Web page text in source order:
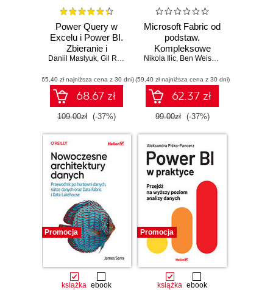
Power Query w
Excelu i Power BI.
Zbieranie i
przekształcanie
Daniil Maslyuk, Gil Raviv
(65,40 zł najniższa cena z 30 dni)
68.67 zł
109.00zł (-37%)
Microsoft Fabric od
podstaw.
Kompleksowe
projektowanie
analityki danych
Nikola Ilic, Ben Weissman
(59,40 zł najniższa cena z 30 dni)
62.37 zł
99.00zł (-37%)
Promocja
książka ebook
Promocja
książka ebook